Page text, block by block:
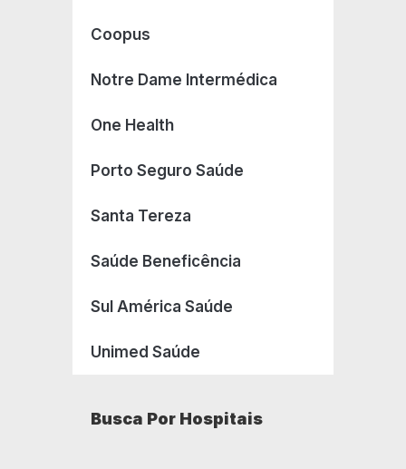
Coopus
Notre Dame Intermédica
One Health
Porto Seguro Saúde
Santa Tereza
Saúde Beneficência
Sul América Saúde
Unimed Saúde
Busca Por Hospitais